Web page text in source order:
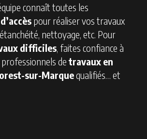
connaît toutes les
pour réaliser vos travaux
nettoyage, etc. Pour
difficiles, faites confiance à
professionnels de travaux en
sur-Marquequalifiés… et